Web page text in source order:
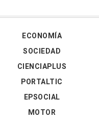
ECONOMÍA
SOCIEDAD
CIENCIAPLUS
PORTALTIC
EPSOCIAL
MOTOR